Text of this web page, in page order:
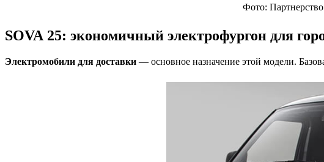
Фото:
SOVA 25: экономичный электрофургон для
Электромобили для доставки — основное назначение этой модели.